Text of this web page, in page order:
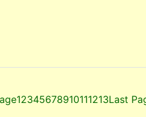
12345678910111213Last